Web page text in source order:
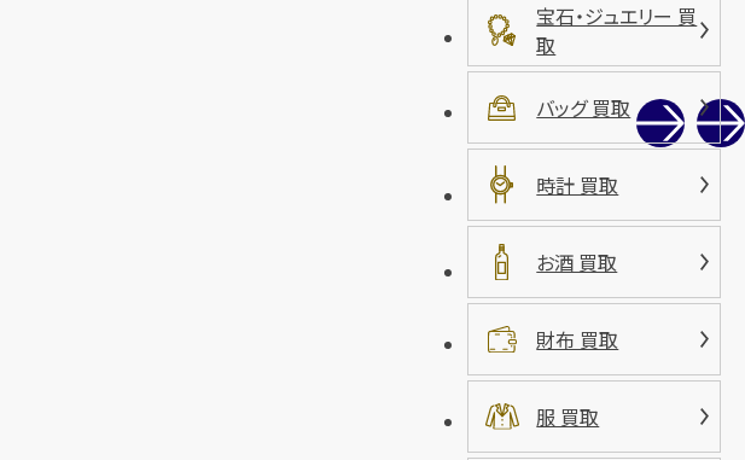
宝石・ジュエリー 買
取
バッグ 買取
時計 買取
お酒 買取
財布 買取
服 買取